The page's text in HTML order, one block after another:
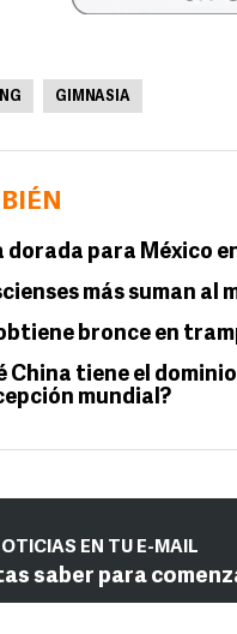
GIMNASIA
dorada para México
más suman al
bronce en
China tiene el
mundial?
EN TU E-MAIL
saber para